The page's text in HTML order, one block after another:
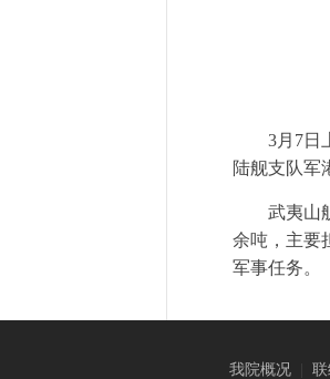
3月7日
陆舰支队军
武夷山
余吨，主要
军事任务。
我院概况